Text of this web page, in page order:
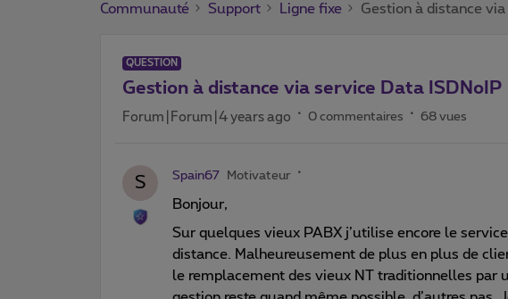
Communauté Support Ligne fixe Gestion à distance
QUESTION
Gestion à distance via service Data ISDNoIP
Forum|Forum|4 years ago 0 commentaires 68 vues
S Spain67 Motivateur
Bonjour,
Sur quelques vieux PABX j’utilise encore le
distance. Malheureusement de plus en plus de
le remplacement des vieux NT traditionnelles par